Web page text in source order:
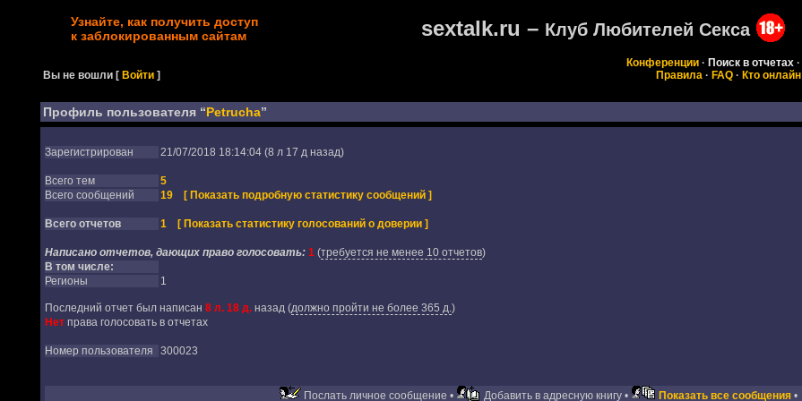
Узнайте, как получить доступ
к заблокированным сайтам
sextalk.ru – Клуб Любителей Секса
Вы не вошли [Войти ]
Конференции· Поиск в отчетах·
Правила · FAQ · Кто онлайн
Профиль пользователя “Petrucha”
Зарегистрирован 21/07/2018 18:14:04 (8 л 17 д назад)
Всего тем
5
Всего сообщений
19 [ Показать подробную статистику сообщений ]
Всего отчетов 1 [ Показать статистику голосований о доверии ]
Написано отчетов, дающих право голосовать: 1(требуется не менее 10 отчетов)
В том числе:
Регионы
1
Последний отчет был написан 8 л. 18 д.назад(должно пройти не более 365 д.)
Нетправа голосовать в отчетах
Номер пользователя 300023
Послать личное сообщение • Добавить в адресную книгу • Показать все сообщения•